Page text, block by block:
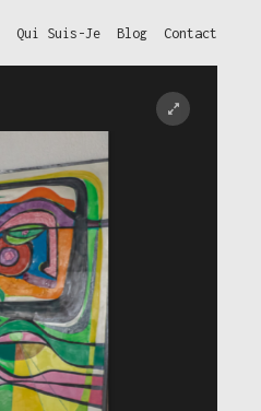
Qui Suis-Je Blog Contact